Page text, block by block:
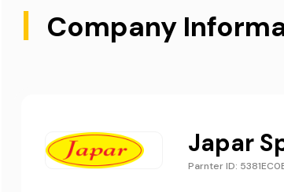
| Company
Japar
Parnter ID: